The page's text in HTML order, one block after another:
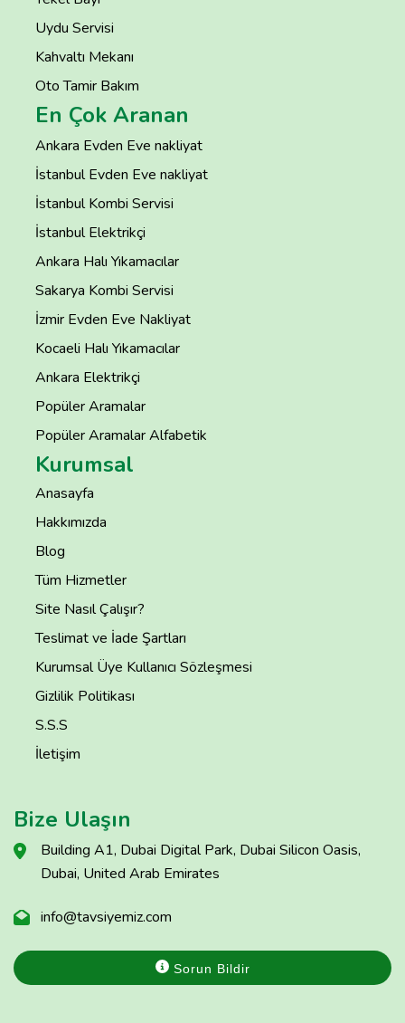
Uydu Servisi
Kahvaltı Mekanı
Oto Tamir Bakım
En Çok Aranan
Ankara Evden Eve nakliyat
İstanbul Evden Eve nakliyat
İstanbul Kombi Servisi
İstanbul Elektrikçi
Ankara Halı Yıkamacılar
Sakarya Kombi Servisi
İzmir Evden Eve Nakliyat
Kocaeli Halı Yıkamacılar
Ankara Elektrikçi
Popüler Aramalar
Popüler Aramalar Alfabetik
Kurumsal
Anasayfa
Hakkımızda
Blog
Tüm Hizmetler
Site Nasıl Çalışır?
Teslimat ve İade Şartları
Kurumsal Üye Kullanıcı Sözleşmesi
Gizlilik Politikası
S.S.S
İletişim
Bize Ulaşın
Building A1, Dubai Digital Park, Dubai Silicon Oasis,
Dubai, United Arab Emirates
info@tavsiyemiz.com
Sorun Bildir